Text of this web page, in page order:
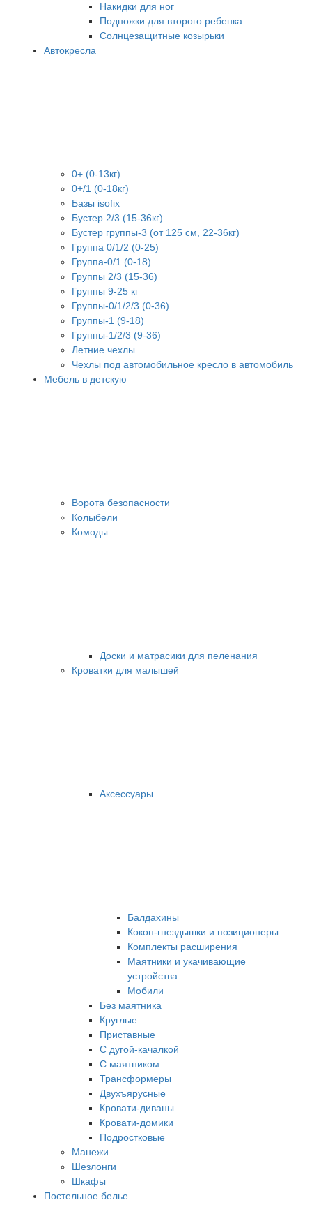
Накидки для ног
Подножки для второго ребенка
Солнцезащитные козырьки
Автокресла
0+ (0-13кг)
0+/1 (0-18кг)
Базы isofix
Бустер 2/3 (15-36кг)
Бустер группы-3 (от 125 см, 22-36кг)
Группа 0/1/2 (0-25)
Группа-0/1 (0-18)
Группы 2/3 (15-36)
Группы 9-25 кг
Группы-0/1/2/3 (0-36)
Группы-1 (9-18)
Группы-1/2/3 (9-36)
Летние чехлы
Чехлы под автомобильное кресло в автомобиль
Мебель в детскую
Ворота безопасности
Колыбели
Комоды
Доски и матрасики для пеленания
Кроватки для малышей
Аксессуары
Балдахины
Кокон-гнездышки и позиционеры
Комплекты расширения
Маятники и укачивающие
устройства
Мобили
Без маятника
Круглые
Приставные
С дугой-качалкой
С маятником
Трансформеры
Двухъярусные
Кровати-диваны
Кровати-домики
Подростковые
Манежи
Шезлонги
Шкафы
Постельное белье